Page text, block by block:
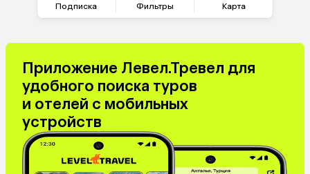
Подписка Фильтры Карта
Приложение Левел.Тревел для
удобного поиска туров
и отелей с мобильных
устройств